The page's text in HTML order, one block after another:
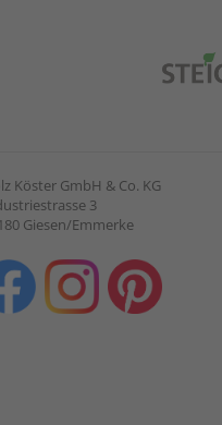
Köster GmbH & Co. KG
3
Giesen/Emmerke